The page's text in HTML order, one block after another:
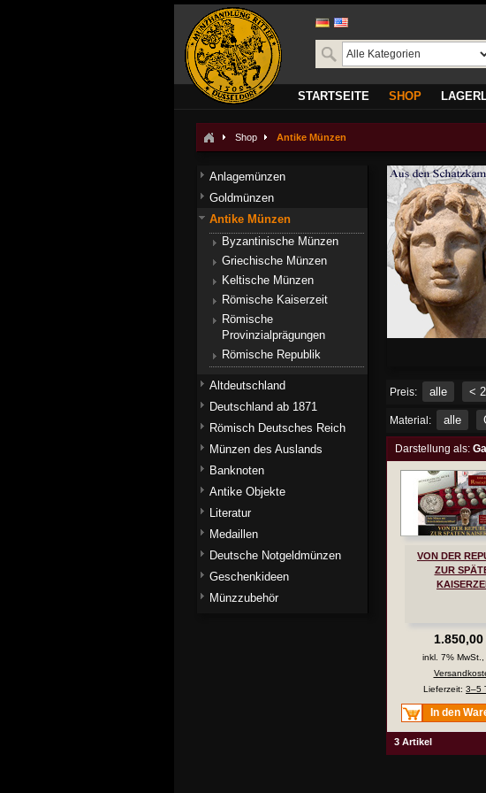
STARTSEITE SHOP
Shop Antike Münzen
Preis: alle <
Material: alle
Darstellung als:
VON DER
ZUR
1.850,00
inkl. 7% MwSt.,
Lieferzeit: 3–5
In den
3 Artikel
Anlagemünzen
Goldmünzen
Antike Münzen
Byzantinische Münzen
Griechische Münzen
Keltische Münzen
Römische Kaiserzeit
Römische
Provinzialprägungen
Römische Republik
Altdeutschland
Deutschland ab 1871
Römisch Deutsches Reich
Münzen des Auslands
Banknoten
Antike Objekte
Literatur
Medaillen
Deutsche Notgeldmünzen
Geschenkideen
Münzzubehör